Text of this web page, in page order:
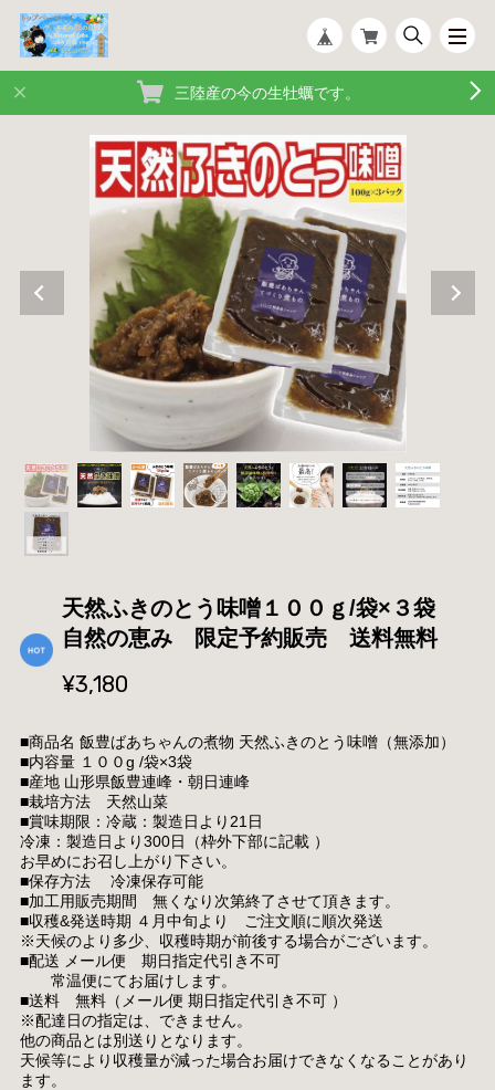
三陸産の今の生牡蠣です。
天然ふきのとう味噌１００ｇ/袋×３袋
自然の恵み 限定予約販売 送料無料
¥3,180
■商品名 飯豊ばあちゃんの煮物 天然ふきのとう味噌（無添加）
■内容量 １００g /袋×3袋
■産地 山形県飯豊連峰・朝日連峰
■栽培方法 天然山菜
■賞味期限：冷蔵：製造日より21日
冷凍：製造日より300日（枠外下部に記載 ）
お早めにお召し上がり下さい。
■保存方法 冷凍保存可能
■加工用販売期間 無くなり次第終了させて頂きます。
■収穫&発送時期 ４月中旬より ご注文順に順次発送
※天候のより多少、収穫時期が前後する場合がございます。
■配送 メール便 期日指定代引き不可
常温便にてお届けします。
■送料 無料（メール便 期日指定代引き不可 ）
※配達日の指定は、できません。
他の商品とは別送りとなります。
天候等により収穫量が減った場合お届けできなくなることがあり
ます。